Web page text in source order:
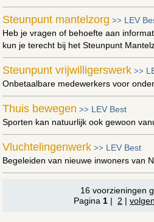
Steunpunt mantelzorg >> LEV
Heb je vragen of behoefte aan
kun je terecht bij het Steunpunt
Steunpunt vrijwilligerswerk >>
Onbetaalbare medewerkers voor
Thuis bewegen >> LEV Best
Sporten kan natuurlijk ook gewoon
Vluchtelingenwerk >> LEV Best
Begeleiden van nieuwe inwoners van
16 voorzieningen
Pagina 1 | 2 |